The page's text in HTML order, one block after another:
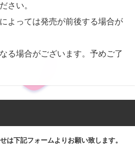
さい。
よっては発売が前後する場合が
る場合がございます。予めご了
は下記フォームよりお願い致します。